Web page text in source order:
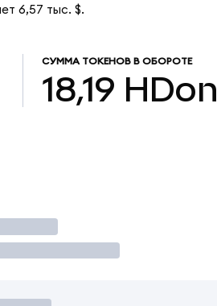
6,57 тыс. $.
СУММА ТОКЕНОВ В ОБОРОТЕ
18,19 HDon